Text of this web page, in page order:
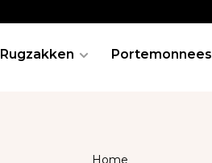
Rugzakken Portemonnees
Home